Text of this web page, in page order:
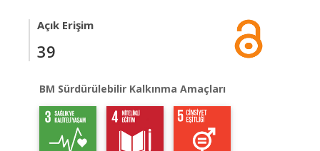
Açık Erişim
39
BM Sürdürülebilir Kalkınma Amaçları